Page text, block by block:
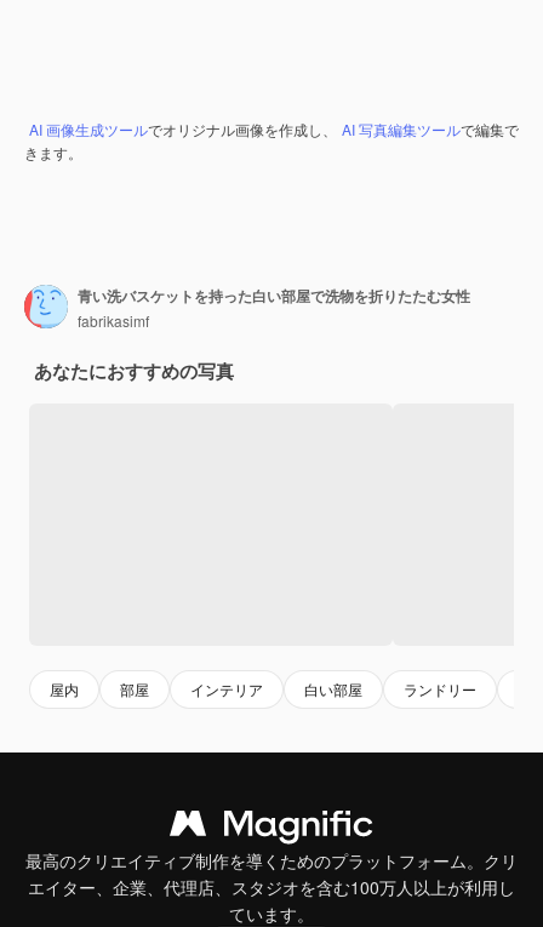
AI 画像生成ツールでオリジナル画像を作成し、 AI 写真編集ツールで編集で
きます。
青い洗バスケットを持った白い部屋で洗物を折りたたむ女性
fabrikasimf
あなたにおすすめの写真
屋内 部屋 インテリア 白い部屋 ランドリー
最高のクリエイティブ制作を導くためのプラットフォーム。クリ
エイター、企業、代理店、スタジオを含む100万人以上が利用し
ています。